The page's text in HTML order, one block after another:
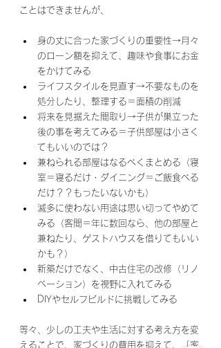
ことはできませんが、
身の丈に合った家づくりの重要性→月々
のローン額を抑えて、趣味や食事にお金
をかけてみる
ライフスタイルを見直す→不要なものを
処分したり、整理する＝面積の削減
将来を見据えた間取り→子供が巣立った
後の事を考えてみる＝子供部屋は小さく
てもいいのでは？
兼ねられる部屋はなるべくまとめる（寝
室＝寝るだけ・ダイニング＝ご飯食べる
だけ？？もったいないかも）
滅多に使わない用途は思い切ってやめて
みる（客間＝年に数回なら、他の部屋と
兼ねたり、ゲストハウスを借りてもいい
かも？）
新築だけでなく、中古住宅の改修（リノ
ベーション）を視野に入れてみる
DIYやセルフビルドに挑戦してみる
等々、少しの工夫や生活に対する考え方を変
えることで、家づくりの費用を抑えて、「家